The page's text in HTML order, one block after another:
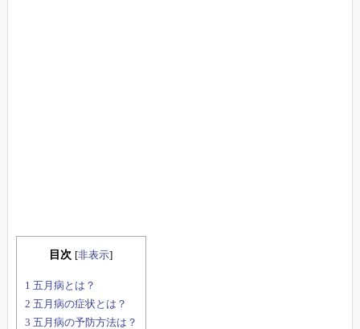
目次 [非表示]
1 五月病とは？
2 五月病の症状とは？
3 五月病の予防方法は？